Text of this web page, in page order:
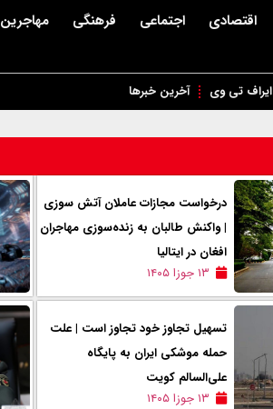
اقتصادی اجتماعی فرهنگی مهاجرین
ایراف تی وی آخرین خبرها
درخواست مجازات عاملان آتش سوزی
| واکنش طالبان به زنده‌سوزی مهاجران
افغان در ایتالیا
۱۳ جوزا ۱۴۰۵
تسهیل تجاوز خود تجاوز است | علت
حمله موشکی ایران به پایگاه
علی‌السالم کویت
۱۳ جوزا ۱۴۰۵